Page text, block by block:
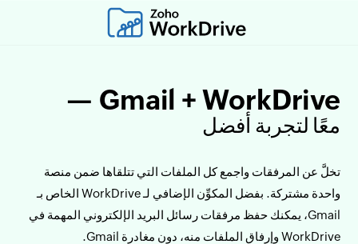
Gmail + WorkDrive —
معًا لتجربة أفضل
تخلَّ عن المرفقات واجمع كل الملفات التي تتلقاها ضمن منصة
واحدة مشتركة. بفضل المكوِّن الإضافي لـ WorkDrive الخاص بـ
Gmail، يمكنك حفظ مرفقات رسائل البريد الإلكتروني المهمة في
WorkDrive وإرفاق الملفات منه، دون مغادرة Gmail.